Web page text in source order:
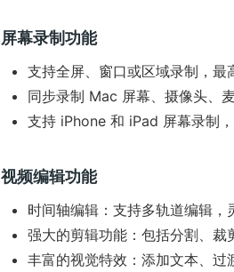
屏幕录制功能
支持全屏、窗口或区域录制，最
同步录制 Mac 屏幕、摄像头、
支持 iPhone 和 iPad 屏幕录制，
视频编辑功能
时间轴编辑：支持多轨道编辑，
强大的剪辑功能：包括分割、裁
丰富的视觉特效：添加文本、过